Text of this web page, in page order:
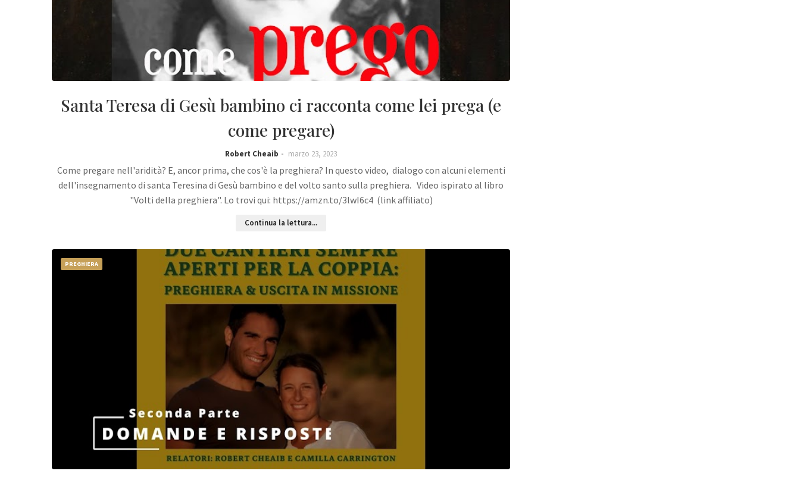
Santa Teresa di Gesù bambino ci racconta come lei prega (e
come pregare)
Robert Cheaib marzo 23, 2023
Come pregare nell'aridità? E, ancor prima, che cos'è la preghiera? In questo video, dialogo con alcuni elementi
dell'insegnamento di santa Teresina di Gesù bambino e del volto santo sulla preghiera. Video ispirato al libro
"Volti della preghiera". Lo trovi qui: https://amzn.to/3lwI6c4 (link affiliato)
Continua la lettura...
PREGHIERA